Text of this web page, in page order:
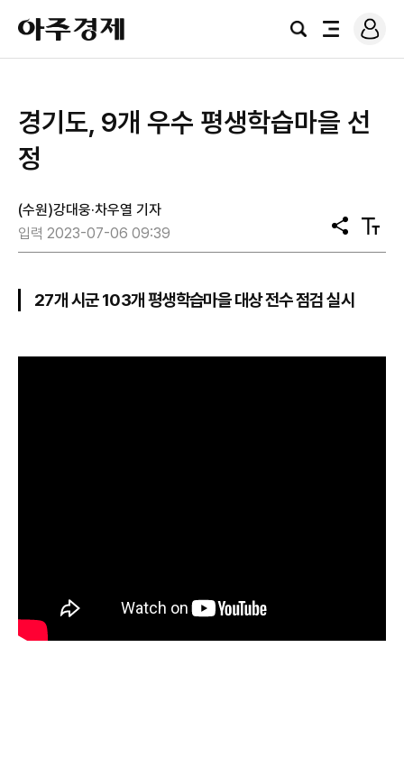
아
주
경
검
전
로
그
경기도, 9개 우수 평생학습마을 선
정
(수원)강대웅·차우열 기자
입력 2023-07-06 09:39
공
유
텍
스
27개 시군 103개 평생학습마을 대상 전수 점검 실시